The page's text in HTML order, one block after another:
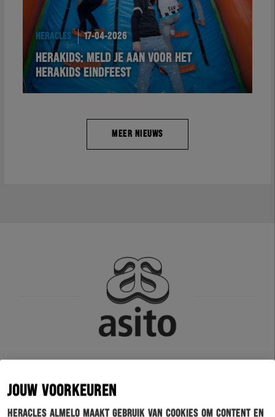
JOUW VOORKEUREN
Heracles Almelo maakt gebruik van cookies om content en
HERACLES 17-04-2026
HERAKIDS: MELD JE AAN VOOR HET
HERAKIDS EINDFEEST
MEER NIEUWS